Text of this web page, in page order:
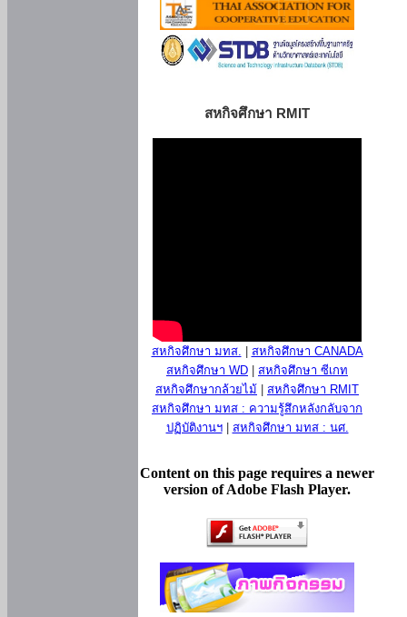
สหกิจศึกษา RMIT
สหกิจศึกษา มทส.
สหกิจศึกษา CANADA
สหกิจศึกษา WD
สหกิจศึกษา ซีเกท
สหกิจศึกษากล้วยไม้
สหกิจศึกษา RMIT
สหกิจศึกษา มทส : ความรู้สึกหลังกลับจาก
ปฏิบัติงานฯ| สหกิจศึกษา มทส : นศ.
Content on this page requires a newer
version of Adobe Flash Player.